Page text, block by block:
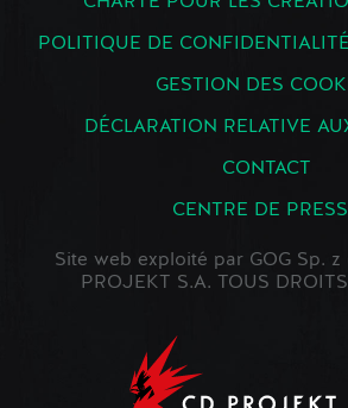
POLITIQUE DE
GESTION DES
DÉCLARATION RELATIVE
CONTACT
CENTRE DE
Site web exploité par GOG Sp. z
PROJEKT S.A. TOUS